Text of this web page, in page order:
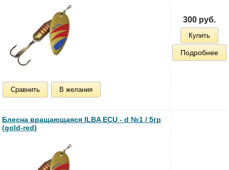
Сравнить В желания
300 руб.
Купить
Подробнее
Блесна вращающаяся ILBA ECU - d №1 / 5гр
(gold-red)